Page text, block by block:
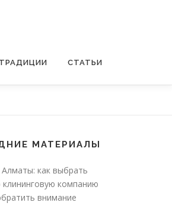
ТРАДИЦИИ СТАТЬИ
МАТЕРИАЛЫ
Алматы: как выбрать
компанию
внимание